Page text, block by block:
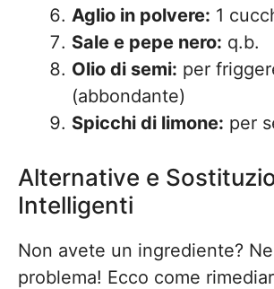
Aglio in polvere: 1
Sale e pepe nero: q.b.
Olio di semi: per
(abbondante)
Spicchi di limone: per
Alternative e
Intelligenti
Non avete un ingrediente?
problema! Ecco come